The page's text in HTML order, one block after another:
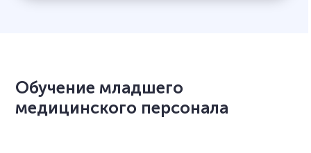
Обучение младшего
медицинского персонала